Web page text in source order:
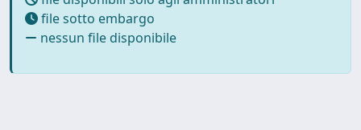
file sotto embargo
nessun file disponibile